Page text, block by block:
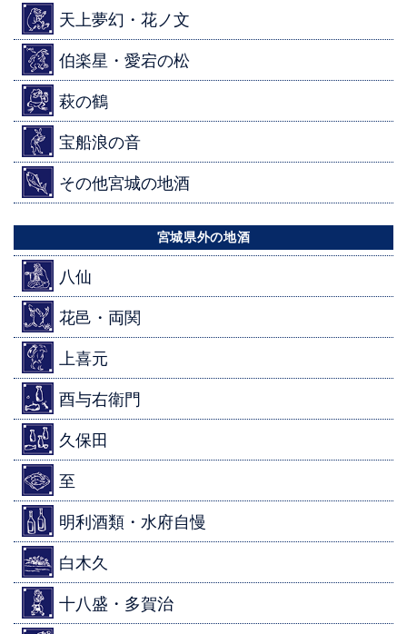
天上夢幻・花ノ文
伯楽星・愛宕の松
萩の鶴
宝船浪の音
その他宮城の地酒
宮城県外の地酒
八仙
花邑・両関
上喜元
酉与右衛門
久保田
至
明利酒類・水府自慢
白木久
十八盛・多賀治